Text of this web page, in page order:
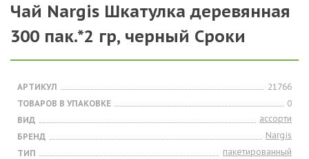
Чай Nargis Шкатулка деревянная
300 пак.*2 гр, черный Сроки
АРТИКУЛ
21766
ТОВАРОВ В УПАКОВКЕ
0
ВИД
ассорти
БРЕНД
Nargis
ТИП
пакетированный